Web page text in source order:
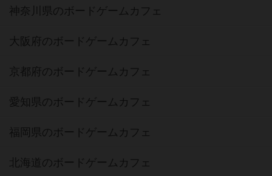
神奈川県のボードゲームカフェ
大阪府のボードゲームカフェ
京都府のボードゲームカフェ
愛知県のボードゲームカフェ
福岡県のボードゲームカフェ
北海道のボードゲームカフェ